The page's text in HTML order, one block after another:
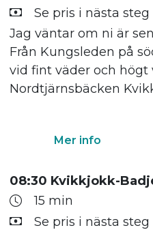
Se pris i nästa steg
Jag väntar om ni är
Från Kungsleden på
vid fint väder och högt
Nordtjärnsbäcken
Mer info
15 min
Se pris i nästa steg